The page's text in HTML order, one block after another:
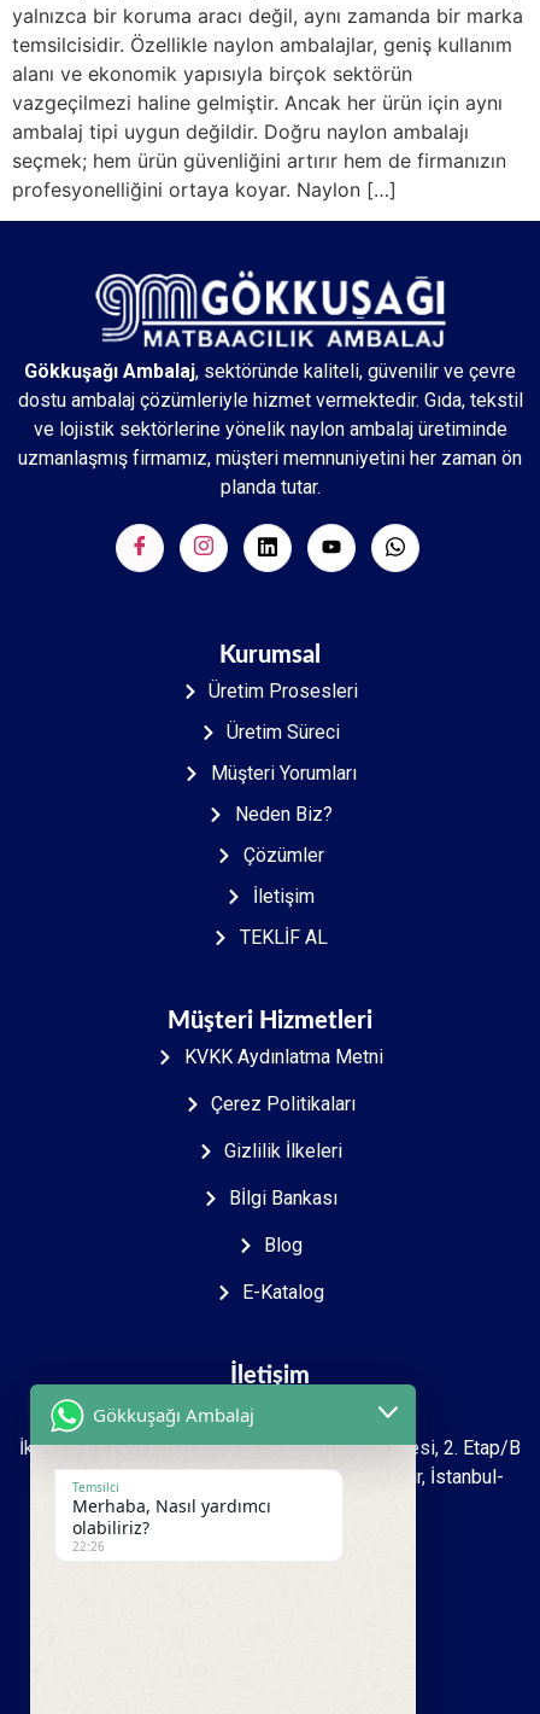
yalnızca bir koruma aracı değil, aynı zamanda bir marka
temsilcisidir. Özellikle naylon ambalajlar, geniş kullanım
alanı ve ekonomik yapısıyla birçok sektörün
vazgeçilmezi haline gelmiştir. Ancak her ürün için aynı
ambalaj tipi uygun değildir. Doğru naylon ambalajı
seçmek; hem ürün güvenliğini artırır hem de firmanızın
profesyonelliğini ortaya koyar. Naylon […]
Gökkuşağı Ambalaj, sektöründe kaliteli, güvenilir ve çevre
dostu ambalaj çözümleriyle hizmet vermektedir. Gıda, tekstil
ve lojistik sektörlerine yönelik naylon ambalaj üretiminde
uzmanlaşmış firmamız, müşteri memnuniyetini her zaman ön
planda tutar.
Kurumsal
Üretim Prosesleri
Üretim Süreci
Müşteri Yorumları
Neden Biz?
Çözümler
İletişim
TEKLİF AL
Müşteri Hizmetleri
KVKK Aydınlatma Metni
Çerez Politikaları
Gizlilik İlkeleri
Bİlgi Bankası
Blog
E-Katalog
İletişim
İkitelli O.S.B Mah. 2723. sokak İpkas Sanayi Sitesi, 2. Etap/B
Ada 7 Zemin 1.kat İşyeri No: 27-39 Başakşehir, İstanbul-
Türkiye
Gökkuşağı Ambalaj
Temsilci
Merhaba, Nasıl yardımcı
olabiliriz?
22:26